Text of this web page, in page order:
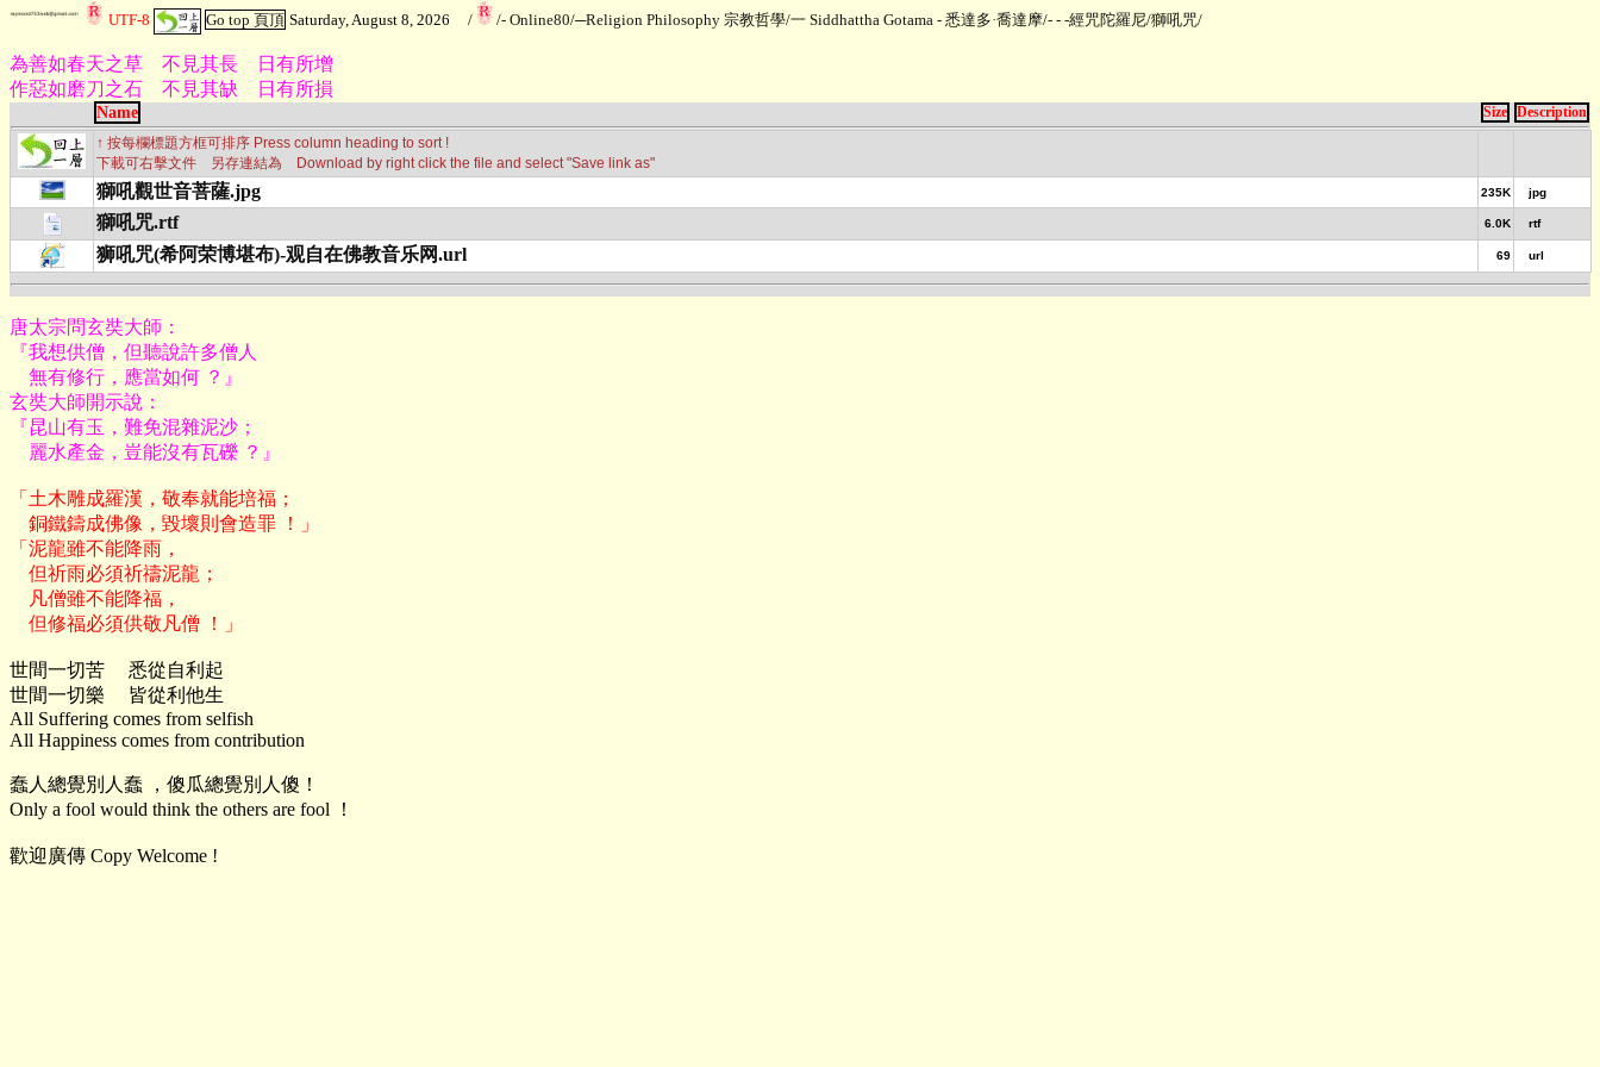
UTF-8 Go top 頁頂 Saturday, August 8, 2026 / /- Online80/─Religion Philosophy 宗教哲學/一 Siddhattha Gotama - 悉達多·喬達摩/- - -經咒陀羅尼/獅吼咒/
為善如春天之草 不見其長 日有所增
作惡如磨刀之石 不見其缺 日有所損
Name Size Description
↑ 按每欄標題方框可排序 Press column heading to sort !
下載可右擊文件 另存連結為 Download by right click the file and select "Save link as"
獅吼觀世音菩薩.jpg 235K jpg
獅吼咒.rtf 6.0K rtf
狮吼咒(希阿荣博堪布)-观自在佛教音乐网.url 69 url
唐太宗問玄奘大師：
『我想供僧，但聽說許多僧人
玄奘大師開示說：
『昆山有玉，難免混雜泥沙；
    麗水產金，豈能沒有瓦礫 ？』
「土木雕成羅漢，敬奉就能培福；
「泥龍雖不能降雨，
世間一切苦     悉從自利起
世間一切樂     皆從利他生
All Suffering comes from selfish
All Happiness comes from contribution
蠢人總覺別人蠢 ，傻瓜總覺別人傻！
Only a fool would think the others are fool ！
歡迎廣傳 Copy Welcome !